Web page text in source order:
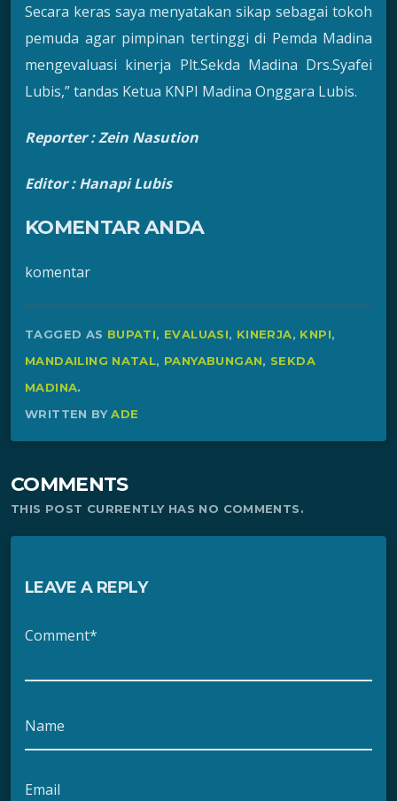
Secara keras saya menyatakan sikap sebagai tokoh
pemuda agar pimpinan tertinggi di Pemda Madina
mengevaluasi kinerja Plt.Sekda Madina Drs.Syafei
Lubis,” tandas Ketua KNPI Madina Onggara Lubis.
Reporter : Zein Nasution
Editor : Hanapi Lubis
KOMENTAR ANDA
komentar
TAGGED AS BUPATI, EVALUASI, KINERJA, KNPI,
MANDAILING NATAL, PANYABUNGAN, SEKDA
MADINA.
WRITTEN BYADE
COMMENTS
THIS POST CURRENTLY HAS NO COMMENTS.
LEAVE A REPLY
Comment*
Name
Email